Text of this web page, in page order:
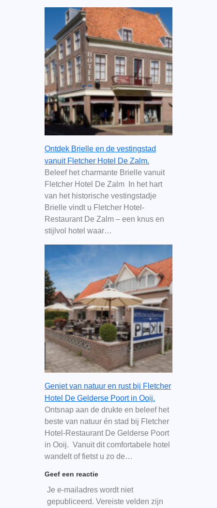
Ontdek Brielle en de vestingstad
vanuit Fletcher Hotel De Zalm.
Beleef het charmante Brielle vanuit
Fletcher Hotel De Zalm In het hart
van het historische vestingstadje
Brielle vindt u Fletcher Hotel-
Restaurant De Zalm – een knus en
stijlvol hotel waar…
Geniet van natuur en rust bij Fletcher
Hotel De Gelderse Poort in Ooij.
Ontsnap aan de drukte en beleef het
beste van natuur én stad bij Fletcher
Hotel-Restaurant De Gelderse Poort
in Ooij. Vanuit dit comfortabele hotel
wandelt of fietst u zo de…
Geef een reactie
Je e-mailadres wordt niet
gepubliceerd. Vereiste velden zijn